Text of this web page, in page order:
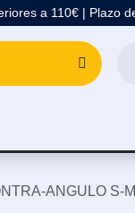
a 110€ | Plazo
ANGULO S-